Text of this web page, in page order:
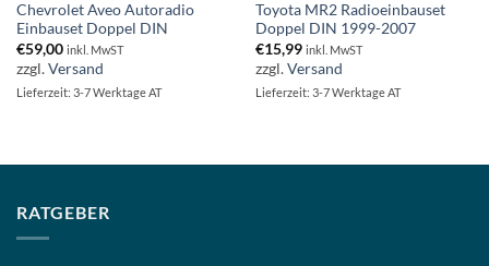
Chevrolet Aveo Autoradio
Einbauset Doppel DIN
€59,00 inkl. MwST
zzgl.Versand
Lieferzeit: 3-7 Werktage AT
Toyota MR2 Radioeinbauset
Doppel DIN 1999-2007
€15,99 inkl. MwST
zzgl.Versand
Lieferzeit: 3-7 Werktage AT
RATGEBER